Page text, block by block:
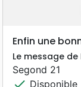
Enfin une
Le message
Segond 21
check Disponible